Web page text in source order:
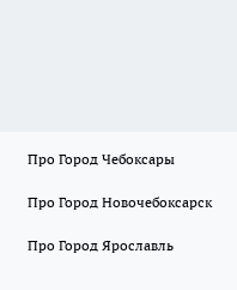
Про Город Чебоксары
Про Город Новочебоксарск
Про Город Ярославль